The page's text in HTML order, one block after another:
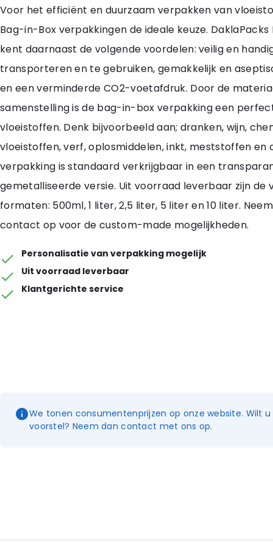
Voor het efficiënt en duurzaam verpakken van
Bag-in-Box verpakkingen de ideale keuze.
kent daarnaast de volgende voordelen: veilig en
transporteren en te gebruiken, gemakkelijk en
en een verminderde CO2-voetafdruk. Door de
samenstelling is de bag-in-box verpakking een
vloeistoffen. Denk bijvoorbeeld aan; dranken, wijn,
vloeistoffen, verf, oplosmiddelen, inkt, meststoffen en
verpakking is standaard verkrijgbaar in een
gemetalliseerde versie. Uit voorraad leverbaar zijn de
formaten: 500ml, 1 liter, 2,5 liter, 5 liter en 10 liter.
contact op voor de custom-made mogelijkheden.
Personalisatie van verpakking mogelijk
Uit voorraad leverbaar
Klantgerichte service
We tonen consumentenprijzen op onze website. Wilt u
voorstel? Neem dan contact met ons op.